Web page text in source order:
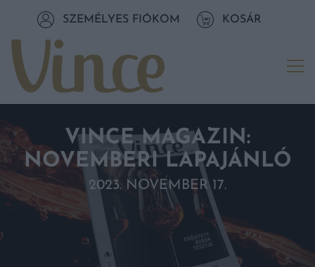
Tovább a tartalomhozSZEMÉLYES FIÓKOM KOSÁR
VINCE MAGAZIN:
NOVEMBERI LAPAJÁNLÓ
2023. NOVEMBER 17.